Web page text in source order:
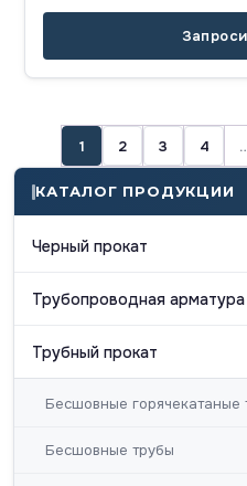
КАТАЛОГ ПРОДУКЦИИ
Черный прокат
Трубопроводная арматура
Трубный прокат
Бесшовные горячекатаные
Бесшовные трубы
1 2 3 4